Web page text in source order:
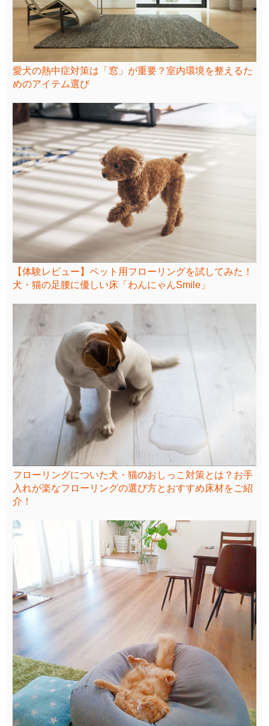
愛犬の熱中症対策は「窓」が重要？室内環境を整えるた
めのアイテム選び
【体験レビュー】ペット用フローリングを試してみた！
犬・猫の足腰に優しい床「わんにゃんSmile」
フローリングについた犬・猫のおしっこ対策とは？お手
入れが楽なフローリングの選び方とおすすめ床材をご紹
介！